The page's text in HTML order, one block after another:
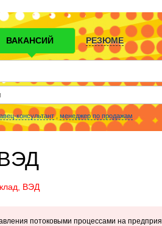
ВАКАНСИЙ РЕЗЮМЕ
консультант, менеджер по продажам
ВЭД
ВЭД
потоковыми процессами на